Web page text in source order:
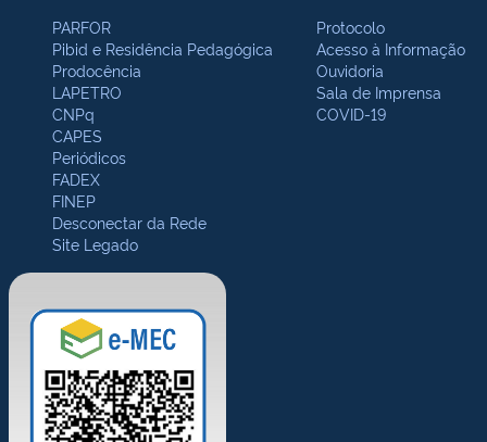
PARFOR
Pibid e Residência Pedagógica
Prodocência
LAPETRO
CNPq
CAPES
Periódicos
FADEX
FINEP
Desconectar da Rede
Site Legado
Protocolo
Acesso à Informação
Ouvidoria
Sala de Imprensa
COVID-19